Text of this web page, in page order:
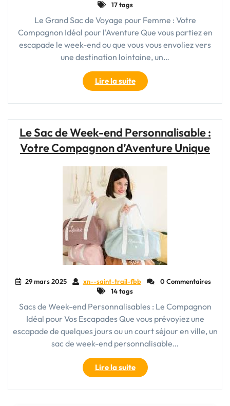
17 tags
Le Grand Sac de Voyage pour Femme : Votre
Compagnon Idéal pour l'Aventure Que vous partiez en
escapade le week-end ou que vous vous envoliez vers
une destination lointaine, un…
Lire la suite"Le
Grand
Sac
Indispensable
pour
Le Sac de Week-end Personnalisable :
Votre Compagnon d’Aventure Unique
29 mars 2025 xn--saint-trail-fbb
0 Commentaires
14 tags
Sacs de Week-end Personnalisables : Le Compagnon
Idéal pour Vos Escapades Que vous prévoyiez une
escapade de quelques jours ou un court séjour en ville, un
sac de week-end personnalisable…
Lire la suite"Le
Sac
de